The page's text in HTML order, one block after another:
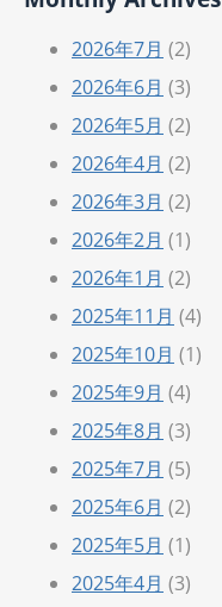
2026年7月 (2)
2026年6月 (3)
2026年5月 (2)
2026年4月 (2)
2026年3月 (2)
2026年2月 (1)
2026年1月 (2)
2025年11月 (4)
2025年10月 (1)
2025年9月 (4)
2025年8月 (3)
2025年7月 (5)
2025年6月 (2)
2025年5月 (1)
2025年4月 (3)